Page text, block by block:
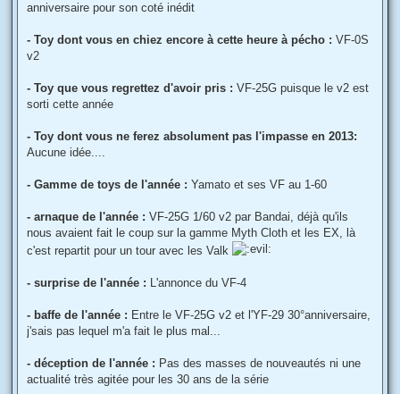
anniversaire pour son coté inédit
- Toy dont vous en chiez encore à cette heure à pécho : VF-0S
v2
- Toy que vous regrettez d'avoir pris : VF-25G puisque le v2 est
sorti cette année
- Toy dont vous ne ferez absolument pas l'impasse en 2013:
Aucune idée....
- Gamme de toys de l'année : Yamato et ses VF au 1-60
- arnaque de l'année : VF-25G 1/60 v2 par Bandai, déjà qu'ils
nous avaient fait le coup sur la gamme Myth Cloth et les EX, là
c'est repartit pour un tour avec les Valk
- surprise de l'année : L'annonce du VF-4
- baffe de l'année : Entre le VF-25G v2 et l'YF-29 30°anniversaire,
j'sais pas lequel m'a fait le plus mal...
- déception de l'année : Pas des masses de nouveautés ni une
actualité très agitée pour les 30 ans de la série